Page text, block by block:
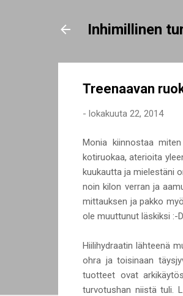
Inhimillinen
Treenaavan
- lokakuuta 22, 2014
Monia kiinnostaa
kotiruokaa, aterioita
kuukautta ja mielestäni
noin kilon verran ja
mittauksen ja pakko
ole muuttunut läskiksi :-D
Hiilihydraatin lähteenä
ohra ja toisinaan
tuotteet ovat
turvotushan niistä tuli.